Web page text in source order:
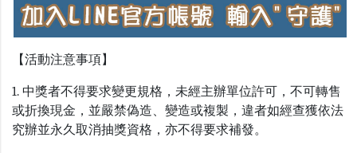
【活動注意事項】
1. 中獎者不得要求變更規格，未經主辦單位許可，不可轉售
或折換現金，並嚴禁偽造、變造或複製，違者如經查獲依法
究辦並永久取消抽獎資格，亦不得要求補發。